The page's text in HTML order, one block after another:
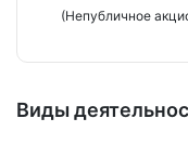
(Непубличное
Виды